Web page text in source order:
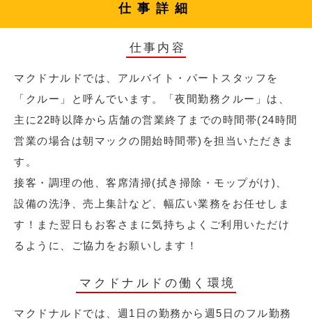
仕事詳細
仕事内容
マクドナルドでは、アルバイト・パートスタッフを
「クルー」と呼んでいます。「夜間勤務クルー」は、
主に22時以降から店舗の営業終了までの時間帯(24時間
営業の場合は朝マックの開始時間帯)を担当いただきま
す。
接客・調理の他、客席清掃(拭き掃除・モップがけ)、
設備の洗浄、売上集計など、幅広い業務をお任せしま
す！また翌日もお客さまに気持ちよくご利用いただけ
るように、ご協力をお願いします！
マクドナルドの働く環境
マクドナルドでは、週1日の勤務から週5日のフル勤務